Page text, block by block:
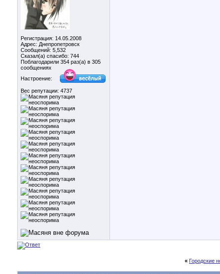
Регистрация: 14.05.2008
Адрес: Днепропетровск
Сообщений: 5,532
Сказал(а) спасибо: 744
Поблагодарили 354 раз(а) в 305
сообщениях
Настроение:
Вес репутации: 4737
« Городские